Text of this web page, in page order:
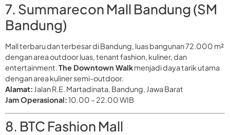
7. Summarecon Mall Bandung (SM
Bandung)
Mall terbaru dan terbesar di Bandung, luas bangunan 72.000 m²
dengan area outdoor luas, tenant fashion, kuliner, dan
entertainment.The Downtown Walkmenjadi daya tarik utama
dengan area kuliner semi-outdoor.
Alamat: Jalan R.E. Martadinata, Bandung, Jawa Barat
Jam Operasional:10.00 – 22.00 WIB
8. BTC Fashion Mall